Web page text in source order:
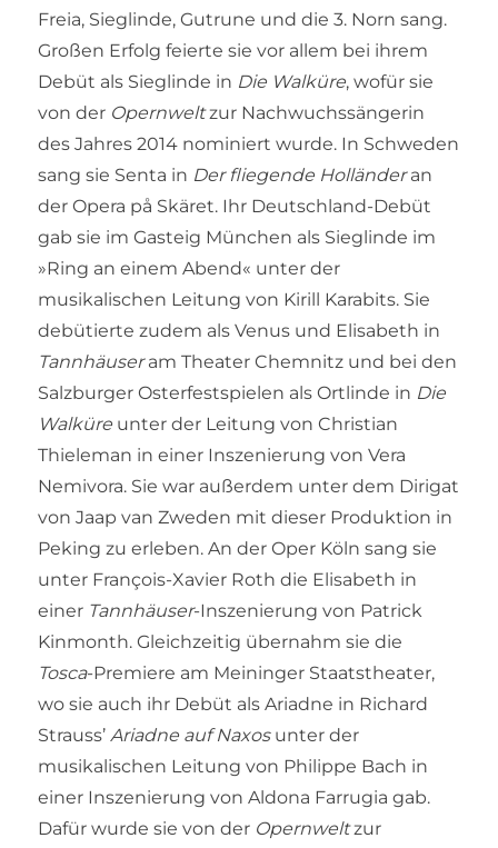
Freia, Sieglinde, Gutrune und die 3. Norn sang.
Großen Erfolg feierte sie vor allem bei ihrem
Debüt als Sieglinde in Die Walküre, wofür sie
von der Opernweltzur Nachwuchssängerin
des Jahres 2014 nominiert wurde. In Schweden
sang sie Senta in Der fliegende Holländeran
der Opera på Skäret. Ihr Deutschland-Debüt
gab sie im Gasteig München als Sieglinde im
»Ring an einem Abend« unter der
musikalischen Leitung von Kirill Karabits. Sie
debütierte zudem als Venus und Elisabeth in
Tannhäuseram Theater Chemnitz und bei den
Salzburger Osterfestspielen als Ortlinde in Die
Walküre unter der Leitung von Christian
Thieleman in einer Inszenierung von Vera
Nemivora. Sie war außerdem unter dem Dirigat
von Jaap van Zweden mit dieser Produktion in
Peking zu erleben. An der Oper Köln sang sie
unter François-Xavier Roth die Elisabeth in
einer Tannhäuser-Inszenierung von Patrick
Kinmonth. Gleichzeitig übernahm sie die
Tosca-Premiere am Meininger Staatstheater,
wo sie auch ihr Debüt als Ariadne in Richard
Strauss’Ariadne auf Naxosunter der
musikalischen Leitung von Philippe Bach in
einer Inszenierung von Aldona Farrugia gab.
Dafür wurde sie von der Opernweltzur